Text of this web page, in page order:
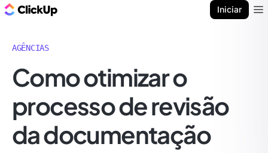
Iniciar
AGÊNCIAS
Como otimizar o
processo de revisão
da documentação